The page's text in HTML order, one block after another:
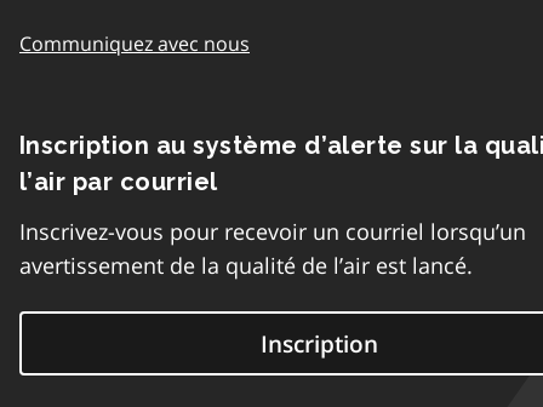
Communiquez avec nous
Inscription au système d’alerte sur la
l’air par courriel
Inscrivez-vous pour recevoir un courriel lorsqu’un
avertissement de la qualité de l’air est lancé.
Inscription